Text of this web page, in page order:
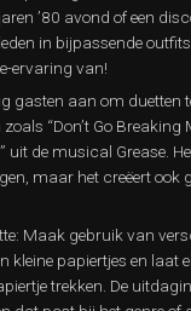
’80 avond of een
in bijpassende
ervaring van!
gasten aan om duetten
“Don’t Go Breaking
uit de musical Grease.
maar het creëert ook
Maak gebruik van
kleine papiertjes en laat
trekken. De